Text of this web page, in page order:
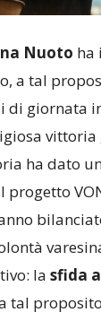
Nuoto ha
a tal
di giornata
vittoria
ha dato
progetto
la sfida
tal